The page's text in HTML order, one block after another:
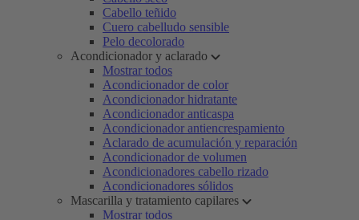
Cabello teñido
Cuero cabelludo sensible
Pelo decolorado
Acondicionador y aclarado
Mostrar todos
Acondicionador de color
Acondicionador hidratante
Acondicionador anticaspa
Acondicionador antiencrespamiento
Aclarado de acumulación y reparación
Acondicionador de volumen
Acondicionadores cabello rizado
Acondicionadores sólidos
Mascarilla y tratamiento capilares
Mostrar todos